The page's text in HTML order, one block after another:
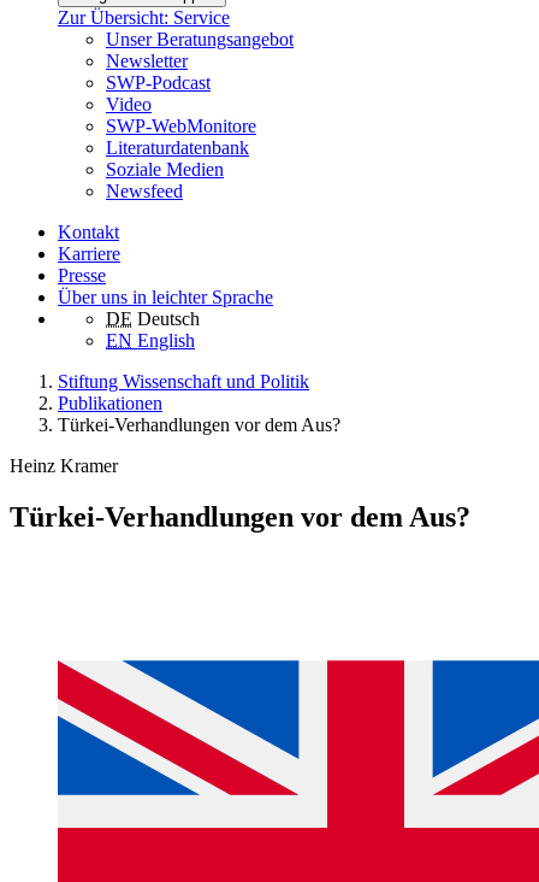
Zur Übersicht: Service
Unser Beratungsangebot
Newsletter
SWP-Podcast
Video
SWP-WebMonitore
Literaturdatenbank
Soziale Medien
Newsfeed
Kontakt
Karriere
Presse
Über uns in leichter Sprache
DE Deutsch
EN English
Stiftung Wissenschaft und Politik
Publikationen
Türkei-Verhandlungen vor dem Aus?
Heinz Kramer
Türkei-Verhandlungen vor dem Aus?